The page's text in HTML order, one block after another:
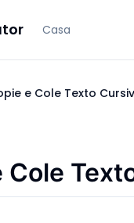
Casa
e Cole Texto
Cole